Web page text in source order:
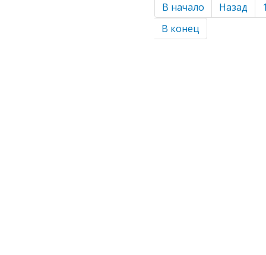
В начало Назад
В конец